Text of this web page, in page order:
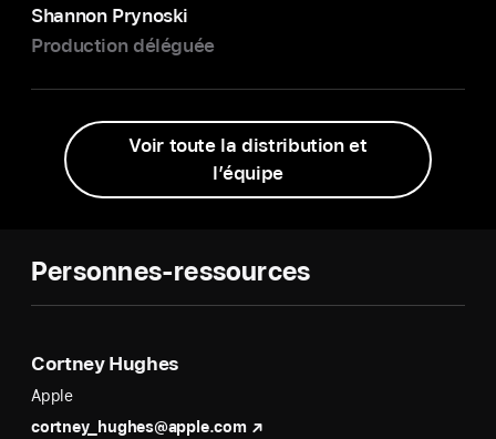
Shannon Prynoski
Production déléguée
Voir toute la distribution et
l’équipe
Personnes-ressources
Cortney Hughes
Apple
cortney_hughes@apple.com